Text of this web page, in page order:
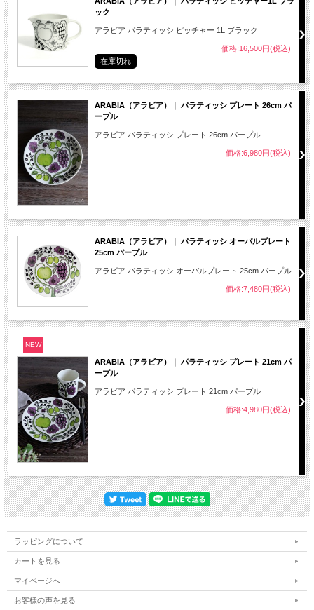
ック
アラビア パラティッシ ピッチャー 1L ブラック
価格:16,500円(税込)
在庫切れ
ARABIA（アラビア）｜ パラティッシ プレート 26cm パ
ープル
アラビア パラティッシ プレート 26cm パープル
価格:6,980円(税込)
ARABIA（アラビア）｜ パラティッシ オーバルプレート
25cm パープル
アラビア パラティッシ オーバルプレート 25cm パープル
価格:7,480円(税込)
NEW
ARABIA（アラビア）｜ パラティッシ プレート 21cm パ
ープル
アラビア パラティッシ プレート 21cm パープル
価格:4,980円(税込)
ラッピングについて
カートを見る
マイページへ
お客様の声を見る